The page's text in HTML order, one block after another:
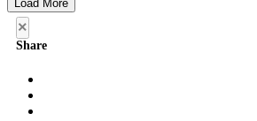
Load More
×
Share